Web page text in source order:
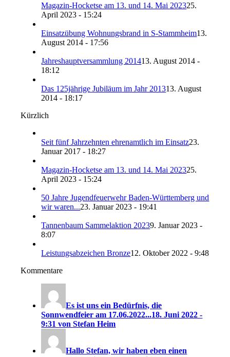
Magazin-Hocketse am 13. und 14. Mai 202325.
April 2023 - 15:24
Einsatzübung Wohnungsbrand in S-Stammheim13.
August 2014 - 17:56
Jahreshauptversammlung 201413. August 2014 -
18:12
Das 125jährige Jubiläum im Jahr 201313. August
2014 - 18:17
Kürzlich
Seit fünf Jahrzehnten ehrenamtlich im Einsatz23.
Januar 2017 - 18:27
Magazin-Hocketse am 13. und 14. Mai 202325.
April 2023 - 15:24
50 Jahre Jugendfeuerwehr Baden-Württemberg und
wir waren...23. Januar 2023 - 19:41
Tannenbaum Sammelaktion 20239. Januar 2023 -
8:07
Leistungsabzeichen Bronze12. Oktober 2022 - 9:48
Kommentare
Es ist uns ein Bedürfnis, die
Sonnwendfeier am 17.06.2022...18. Juni 2022 -
9:31 von Stefan Heim
Hallo Stefan, wir haben eben einen